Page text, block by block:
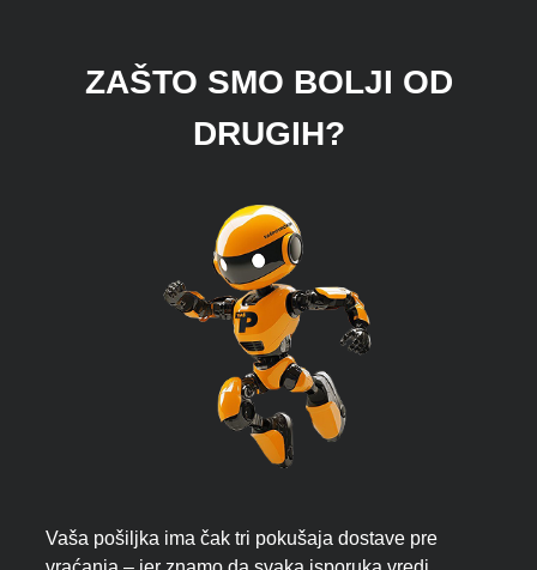
ZAŠTO SMO BOLJI OD
DRUGIH?
Vaša pošiljka ima čak tri pokušaja dostave pre